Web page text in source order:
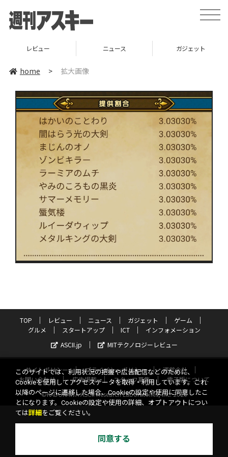
toggle
レビュー ニュース ガジェット
home > 拡大画像
TOP レビュー ニュース ガジェット
ゲーム
グルメ
スタートアップ ICT
インフォメーション
ASCII.jp
MITテクノロジーレビュー
サイトポリシー プライバシーポリシー
運営会社
お問い合わせ
広告掲載 スタッフ募集
電子版について
©KADOKAWA ASCII Research Laboratories, Inc. 2026
このサイトでは、利用状況の把握や広告配信などのために、
Cookieを使用してアクセスデータを取得・利用しています。これ
以降のページに遷移した場合、Cookieの設定や使用に同意したこ
とになります。Cookieの設定や使用の詳細、オプトアウトについ
ては詳細 をご覧ください。
同意する